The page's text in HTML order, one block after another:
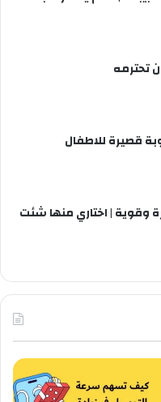
تحترمه
قصيرة للاطفال
وقوية | اختاري منها شئت